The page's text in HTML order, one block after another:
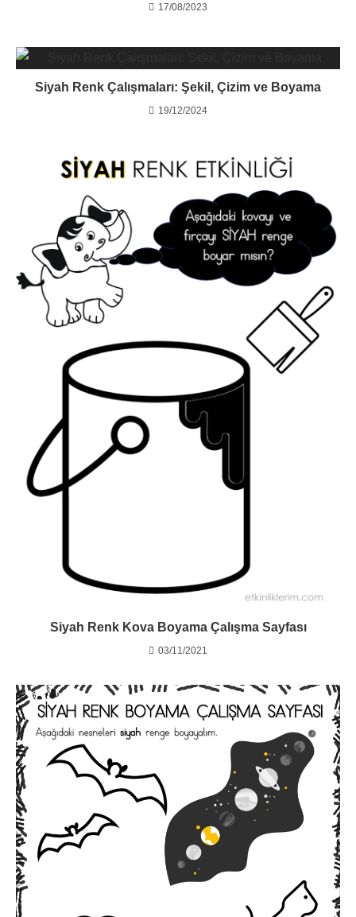
17/08/2023
Siyah Renk Çalışmaları: Şekil, Çizim ve Boyama
19/12/2024
Siyah Renk Kova Boyama Çalışma Sayfası
03/11/2021